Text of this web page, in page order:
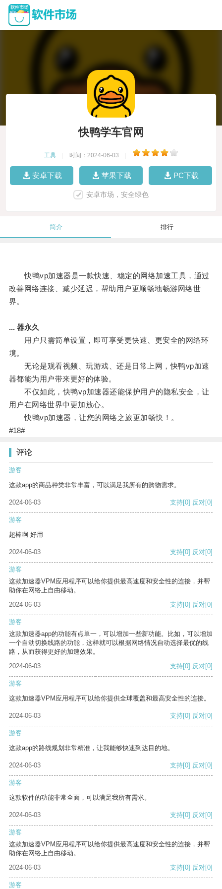
快鸭学车官网
工具 时间：2024-06-03
安卓下载 苹果下载 PC下载
安卓市场，安全绿色
简介 排行
快鸭vp加速器是一款快速、稳定的网络加速工具，通过
改善网络连接、减少延迟，帮助用户更顺畅地畅游网络世
界。
... 器永久
用户只需简单设置，即可享受更快速、更安全的网络环
境。
无论是观看视频、玩游戏、还是日常上网，快鸭vp加速
器都能为用户带来更好的体验。
不仅如此，快鸭vp加速器还能保护用户的隐私安全，让
用户在网络世界中更加放心。
快鸭vp加速器，让您的网络之旅更加畅快！。
#18#
评论
游客
这款app的商品种类非常丰富，可以满足我所有的购物需求。
2024-06-03 支持[0] 反对[0]
游客
超棒啊 好用
2024-06-03 支持[0] 反对[0]
游客
这款加速器VPM应用程序可以给你提供最高速度和安全性的连接，并帮
助你在网络上自由移动。
2024-06-03
支持[0] 反对[0]
游客
这款加速器app的功能有点单一，可以增加一些新功能。比如，可以增加
一个自动切换线路的功能，这样就可以根据网络情况自动选择最优的线
路，从而获得更好的加速效果。
2024-06-03
支持[0] 反对[0]
游客
这款加速器VPM应用程序可以给你提供全球覆盖和最高安全性的连接。
2024-06-03 支持[0] 反对[0]
游客
这款app的路线规划非常精准，让我能够快速到达目的地。
2024-06-03 支持[0] 反对[0]
游客
这款软件的功能非常全面，可以满足我所有需求。
2024-06-03 支持[0] 反对[0]
游客
这款加速器VPM应用程序可以给你提供最高速度和安全性的连接，并帮
助你在网络上自由移动。
2024-06-03
支持[0] 反对[0]
游客